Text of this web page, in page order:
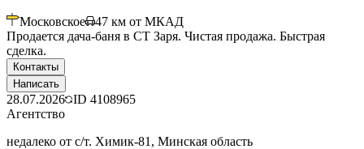
Московское 47 км от МКАД
Продается дача-баня в СТ Заря. Чистая продажа. Быстрая
сделка.
Контакты
Написать
28.07.2026 ID 4108965
Агентство
недалеко от с/т. Химик-81, Минская область